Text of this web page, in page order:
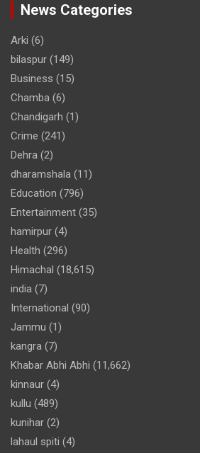
News Categories
Arki (6)
bilaspur (149)
Business (15)
Chamba (6)
Chandigarh (1)
Crime (241)
Dehra (2)
dharamshala (11)
Education (796)
Entertainment (35)
hamirpur (4)
Health (296)
Himachal (18,615)
india (7)
International (90)
Jammu (1)
kangra (7)
Khabar Abhi Abhi (11,662)
kinnaur (4)
kullu (489)
kunihar (2)
lahaul spiti (4)